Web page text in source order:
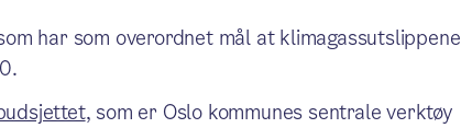
har som overordnet mål at klimagassutslippene
, som er Oslo kommunes sentrale verktøy